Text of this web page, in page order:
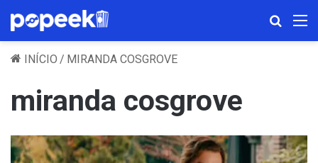
INÍCIO / MIRANDA COSGROVE
miranda cosgrove